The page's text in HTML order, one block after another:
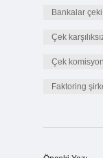
Bankalar çeki
Çek
Çek
Faktoring